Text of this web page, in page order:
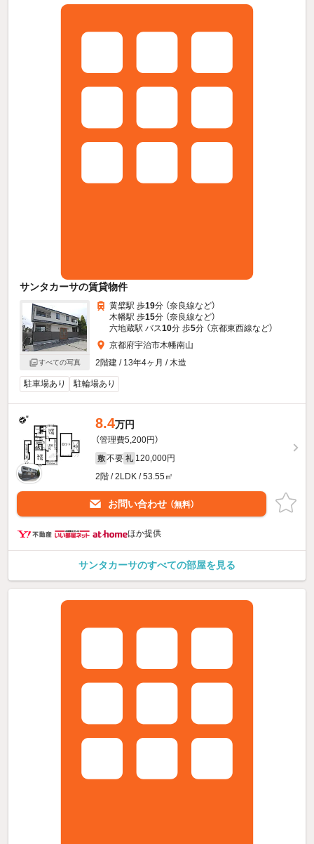
サンタカーサの賃貸物件
すべての写真
黄檗駅 歩19分 （奈良線など）
木幡駅 歩15分 （奈良線など）
六地蔵駅 バス10分 歩5分 （京都東西線など）
京都府宇治市木幡南山
2階建 / 13年4ヶ月 / 木造
駐車場あり 駐輪場あり
8.4万円
（管理費5,200円）
敷 不要 礼 120,000円
2階 / 2LDK / 53.55㎡
お問い合わせ （無料）
ほか提供
サンタカーサのすべての部屋を見る